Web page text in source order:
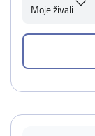
Moje živali